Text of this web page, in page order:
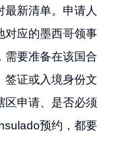
新清单。申请人
对应的墨西哥领事
需要准备在该国合
签证或入境身份文
区申请、是否必须
预约，都要